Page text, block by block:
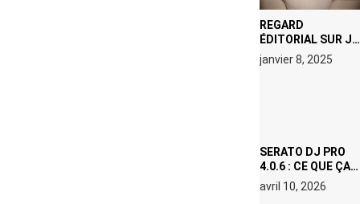
REGARD
ÉDITORIAL SUR JE
M’APPELLE TIM
(NETFLIX) : AVICII,
janvier 8, 2025
SERATO DJ PRO
4.0.6 : CE QUE ÇA
CHANGE, MÊME SI
VOUS N’ÊTES NI
avril 10, 2026